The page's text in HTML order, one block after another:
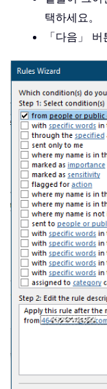
택하세요。
「다음」